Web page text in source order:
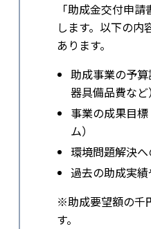
「助成金交付申
します。以下の内
あります。
助成事業の予算
器具備品費など）
事業の成果目
ム）
環境問題解決へ
過去の助成実
※助成要望額の千
す。